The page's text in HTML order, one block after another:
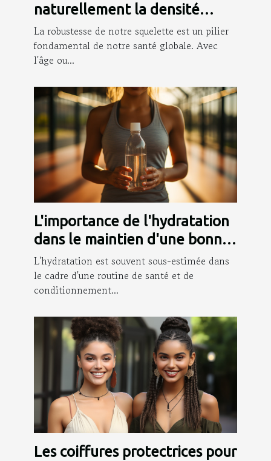
naturellement la densité
osseuse grâce à l'alimentation
et l'exercice
La robustesse de notre squelette est un pilier
fondamental de notre santé globale. Avec
l'âge ou...
L'importance de l'hydratation
dans le maintien d'une bonne
forme physique
L'hydratation est souvent sous-estimée dans
le cadre d'une routine de santé et de
conditionnement...
Les coiffures protectrices pour